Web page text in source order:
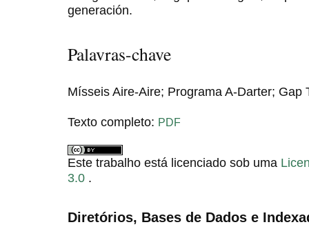
generación.
Palavras-chave
Mísseis Aire-Aire; Programa A-Darter; Gap
Texto completo: PDF
Este trabalho está licenciado sob uma
3.0 .
Diretórios, Bases de Dados e